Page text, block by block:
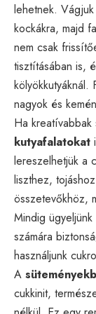
lehetnek.
kockákra, majd
nem csak
tisztításában is,
nagyok és
Ha
kutyafalatokat
lereszelhetjük a
liszthez,
összetevőkhöz,
Mindig
számára
használjunk
A
cukkinit,